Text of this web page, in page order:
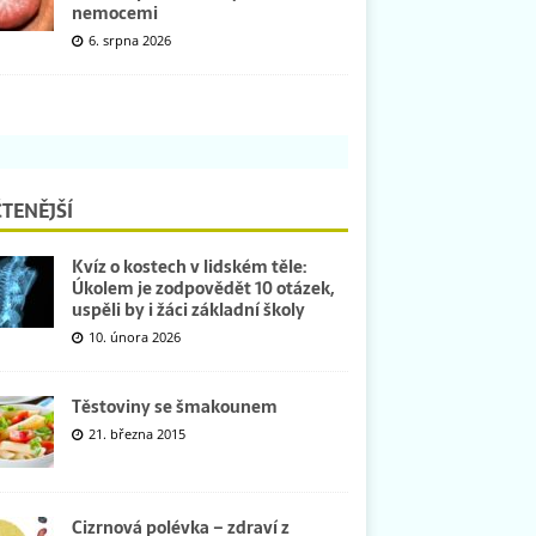
nemocemi
6. srpna 2026
Kvíz o kostech v lidském těle:
Úkolem je zodpovědět 10 otázek,
uspěli by i žáci základní školy
10. února 2026
Těstoviny se šmakounem
21. března 2015
Cizrnová polévka – zdraví z